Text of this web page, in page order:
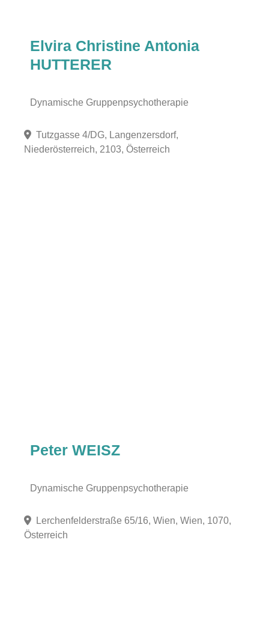
Elvira Christine Antonia
HUTTERER
Dynamische Gruppenpsychotherapie
Tutzgasse 4/DG, Langenzersdorf,
Niederösterreich, 2103, Österreich
Peter WEISZ
Dynamische Gruppenpsychotherapie
Lerchenfelderstraße 65/16, Wien, Wien, 1070,
Österreich